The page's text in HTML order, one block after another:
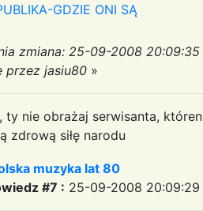
GDZIE ONI SĄ
zmiana: 25-09-2008 20:09:35
przez jasiu80 »
ty nie obrażaj serwisanta,
zdrową siłę narodu
muzyka lat 80
#7 : 25-09-2008 20:09:29